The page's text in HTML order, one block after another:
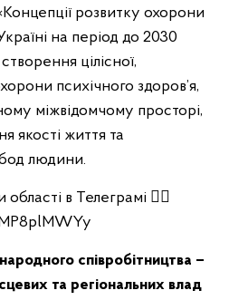
розвитку охорони
на період до 2030
цілісної,
психічного здоров’я,
міжвідомчому просторі,
якості життя та
людини.
в Телеграмі 👉🏼
співробітництва –
та регіональних влад